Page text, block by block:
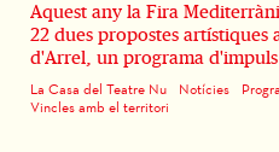
Aquest any la Fira
22 dues propostes artístiques
d'Arrel, un programa
La Casa del Teatre Nu Notícies
Vincles amb el territori